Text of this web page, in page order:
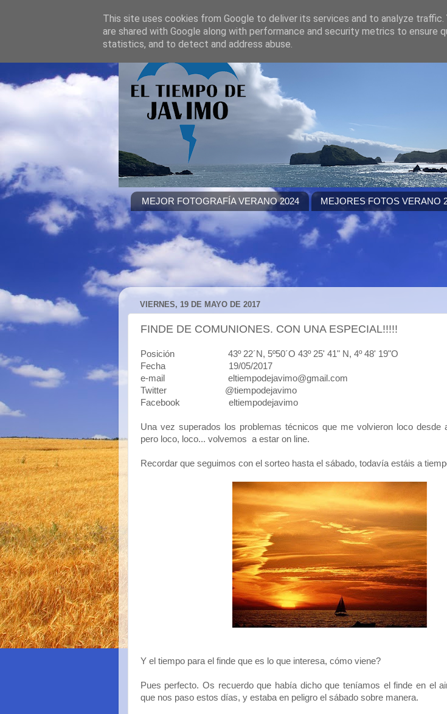
MEJOR FOTOGRAFÍA VERANO 2024 MEJORES FOTOS VERANO
VIERNES, 19 DE MAYO DE 2017
FINDE DE COMUNIONES. CON UNA ESPECIAL!!!!!
Posición 43º 22´N, 5º50´O 43º 25' 41" N, 4º 48' 19"O
Fecha 19/05/2017
e-mail eltiempodejavimo@gmail.com
Twitter @tiempodejavimo
Facebook eltiempodejavimo
Una vez superados los problemas técnicos que me volvieron loco desde
pero loco, loco... volvemos a estar on line.
Recordar que seguimos con el sorteo hasta el sábado, todavía estáis a
Y el tiempo para el finde que es lo que interesa, cómo viene?
Pues perfecto. Os recuerdo que había dicho que teníamos el finde en el
que nos paso estos días, y estaba en peligro el sábado sobre manera.
This site uses cookies from Google to deliver its services and to analyze traffic.
are shared with Google along with performance and security metrics to ensure
statistics, and to detect and address abuse.